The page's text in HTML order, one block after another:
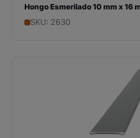
Hongo Esmerilado 10 mm x 16
SKU: 2630